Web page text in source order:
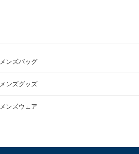
メンズバッグ
メンズグッズ
メンズウェア